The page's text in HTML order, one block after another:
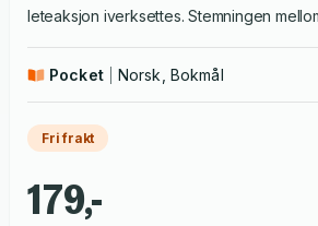
leteaksjon iverksettes. Stemningen
syv år gamle Samuel av banen, og det
skjedd med gutten?
Pocket Norsk, Bokmål
Fri frakt
179,-